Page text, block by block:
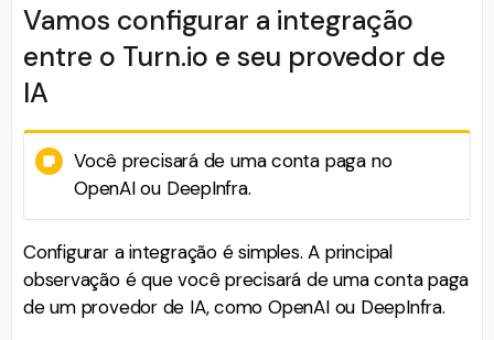
Vamos configurar a integração
entre o Turn.io e seu provedor de
IA
Você precisará de uma conta paga no
OpenAI ou DeepInfra.
Configurar a integração é simples. A principal
observação é que você precisará de uma conta paga
de um provedor de IA, como OpenAI ou DeepInfra.